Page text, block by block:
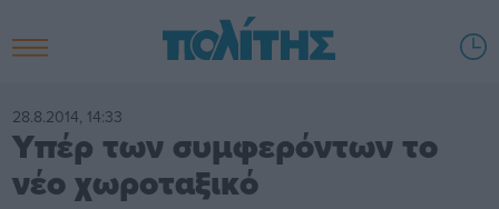
28.8.2014, 14:33
Υπέρ των συμφερόντων το
νέο χωροταξικό